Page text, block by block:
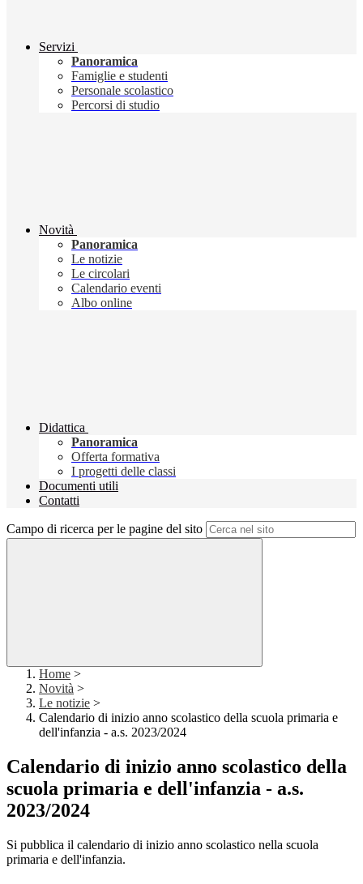
Servizi
Panoramica
Famiglie e studenti
Personale scolastico
Percorsi di studio
Novità
Panoramica
Le notizie
Le circolari
Calendario eventi
Albo online
Didattica
Panoramica
Offerta formativa
I progetti delle classi
Documenti utili
Contatti
Campo di ricerca per le pagine del sito
Home >
Novità >
Le notizie >
Calendario di inizio anno scolastico della scuola primaria e
dell'infanzia - a.s. 2023/2024
Calendario di inizio anno scolastico della
scuola primaria e dell'infanzia - a.s.
2023/2024
Si pubblica il calendario di inizio anno scolastico nella scuola
primaria e dell'infanzia.